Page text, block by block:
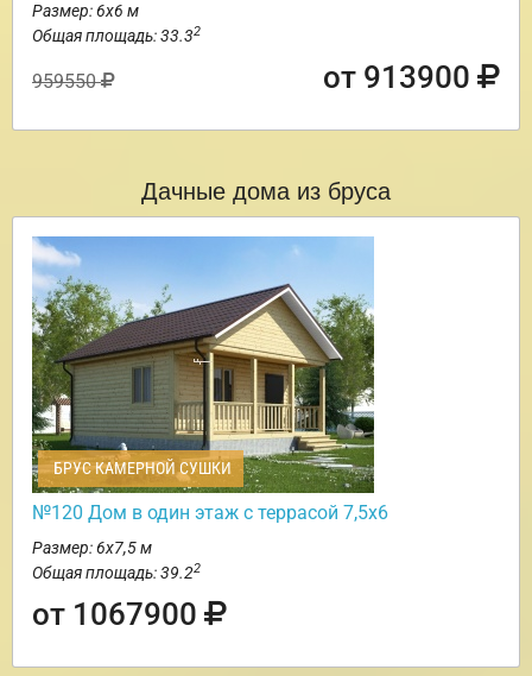
Размер: 6х6 м
Общая площадь: 33.32
959550 от 913900
Дачные дома из бруса
БРУС КАМЕРНОЙ СУШКИ
№120 Дом в один этаж с террасой 7,5х6
Размер: 6х7,5 м
Общая площадь: 39.22
от 1067900